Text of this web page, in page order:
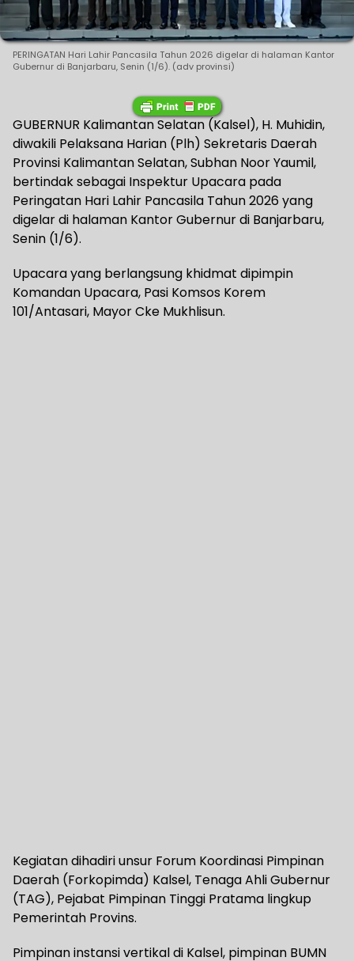
PERINGATAN Hari Lahir Pancasila Tahun 2026 digelar di halaman Kantor
Gubernur di Banjarbaru, Senin (1/6). (adv provinsi)
GUBERNUR Kalimantan Selatan (Kalsel), H. Muhidin,
diwakili Pelaksana Harian (Plh) Sekretaris Daerah
Provinsi Kalimantan Selatan, Subhan Noor Yaumil,
bertindak sebagai Inspektur Upacara pada
Peringatan Hari Lahir Pancasila Tahun 2026 yang
digelar di halaman Kantor Gubernur di Banjarbaru,
Senin (1/6).
Upacara yang berlangsung khidmat dipimpin
Komandan Upacara, Pasi Komsos Korem
101/Antasari, Mayor Cke Mukhlisun.
Kegiatan dihadiri unsur Forum Koordinasi Pimpinan
Daerah (Forkopimda) Kalsel, Tenaga Ahli Gubernur
(TAG), Pejabat Pimpinan Tinggi Pratama lingkup
Pemerintah Provins.
Pimpinan instansi vertikal di Kalsel, pimpinan BUMN